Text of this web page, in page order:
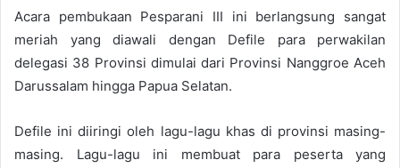
Acara pembukaan Pesparani III ini berlangsung sangat
meriah yang diawali dengan Defile para perwakilan
delegasi 38 Provinsi dimulai dari Provinsi Nanggroe Aceh
Darussalam hingga Papua Selatan.
Defile ini diiringi oleh lagu-lagu khas di provinsi masing-
masing. Lagu-lagu ini membuat para peserta yang